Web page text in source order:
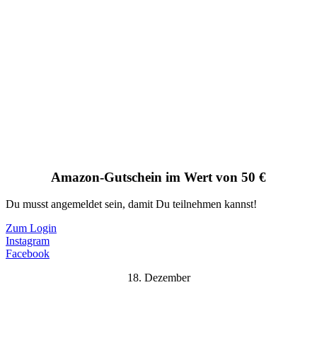
Amazon-Gutschein im Wert von 50 €
Du musst angemeldet sein, damit Du teilnehmen kannst!
Zum Login
Instagram
Facebook
18. Dezember